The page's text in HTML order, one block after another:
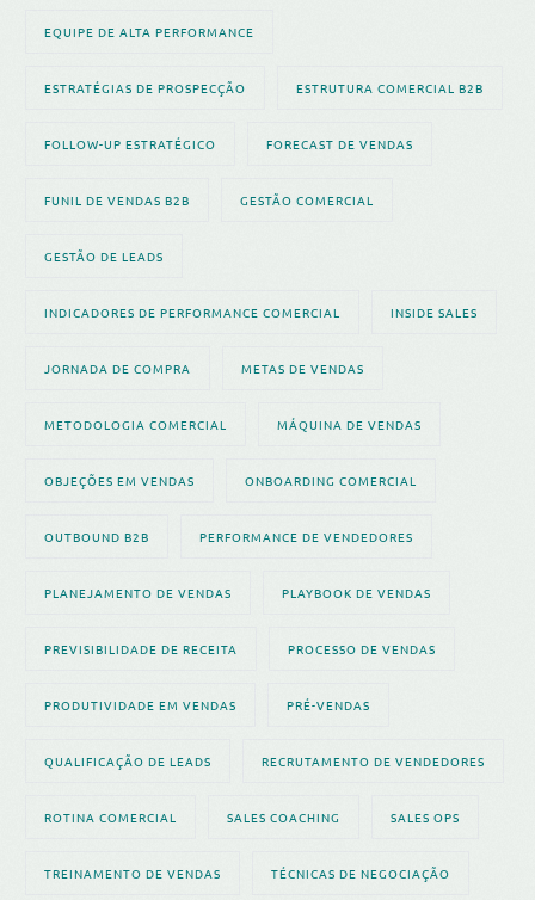
EQUIPE DE ALTA PERFORMANCE
ESTRATÉGIAS DE PROSPECÇÃO ESTRUTURA COMERCIAL B2B
FOLLOW-UP ESTRATÉGICO FORECAST DE VENDAS
FUNIL DE VENDAS B2B GESTÃO COMERCIAL
GESTÃO DE LEADS
INDICADORES DE PERFORMANCE COMERCIAL INSIDE SALES
JORNADA DE COMPRA METAS DE VENDAS
METODOLOGIA COMERCIAL MÁQUINA DE VENDAS
OBJEÇÕES EM VENDAS ONBOARDING COMERCIAL
OUTBOUND B2B PERFORMANCE DE VENDEDORES
PLANEJAMENTO DE VENDAS PLAYBOOK DE VENDAS
PREVISIBILIDADE DE RECEITA PROCESSO DE VENDAS
PRODUTIVIDADE EM VENDAS PRÉ-VENDAS
QUALIFICAÇÃO DE LEADS RECRUTAMENTO DE VENDEDORES
ROTINA COMERCIAL SALES COACHING SALES OPS
TREINAMENTO DE VENDAS TÉCNICAS DE NEGOCIAÇÃO